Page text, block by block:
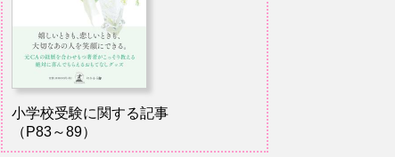
小学校受験に関する記事
（P83～89）